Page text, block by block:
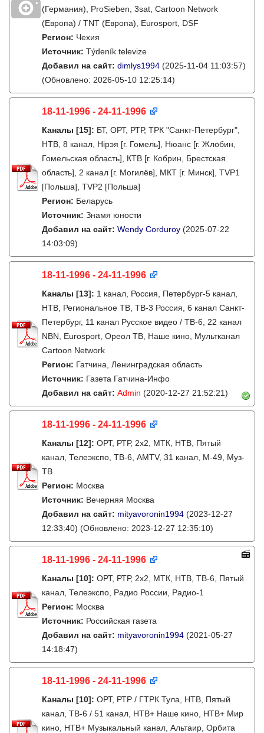
(Германия), ProSieben, 3sat, Cartoon Network
(Европа) / TNT (Европа), Eurosport, DSF
Регион: Чехия
Источник: Týdeník televize
Добавил на сайт: dimlys1994 (2025-11-04 11:03:57)
(Обновлено: 2026-05-10 12:25:14)
18-11-1996 - 24-11-1996
Каналы [15]: БТ, ОРТ, РТР, ТРК "Санкт-Петербург",
НТВ, 8 канал, Нірэя [г. Гомель], Нюанс [г. Жлобин,
Гомельская область], КТВ [г. Кобрин, Брестская
область], 2 канал [г. Могилёв], МКТ [г. Минск], TVP1
[Польша], TVP2 [Польша]
Регион: Беларусь
Источник: Знамя юности
Добавил на сайт: Wendy Corduroy (2025-07-22
14:03:09)
18-11-1996 - 24-11-1996
Каналы [13]: 1 канал, Россия, Петербург-5 канал,
НТВ, Региональное ТВ, ТВ-3 Россия, 6 канал Санкт-
Петербург, 11 канал Русское видео / ТВ-6, 22 канал
NBN, Eurosport, Ореол ТВ, Наше кино, Мультканал
Cartoon Network
Регион: Гатчина, Ленинградская область
Источник: Газета Гатчина-Инфо
Добавил на сайт: Admin (2020-12-27 21:52:21)
18-11-1996 - 24-11-1996
Каналы [12]: ОРТ, РТР, 2х2, МТК, НТВ, Пятый
канал, Телеэкспо, ТВ-6, AMTV, 31 канал, М-49, Муз-
ТВ
Регион: Москва
Источник: Вечерняя Москва
Добавил на сайт: mityavoronin1994 (2023-12-27
12:33:40) (Обновлено: 2023-12-27 12:35:10)
18-11-1996 - 24-11-1996
Каналы [10]: ОРТ, РТР, 2х2, МТК, НТВ, ТВ-6, Пятый
канал, Телеэкспо, Радио России, Радио-1
Регион: Москва
Источник: Российская газета
Добавил на сайт: mityavoronin1994 (2021-05-27
14:18:47)
18-11-1996 - 24-11-1996
Каналы [10]: ОРТ, РТР / ГТРК Тула, НТВ, Пятый
канал, ТВ-6 / 51 канал, НТВ+ Наше кино, НТВ+ Мир
кино, НТВ+ Музыкальный канал, Альтаир, Орбита